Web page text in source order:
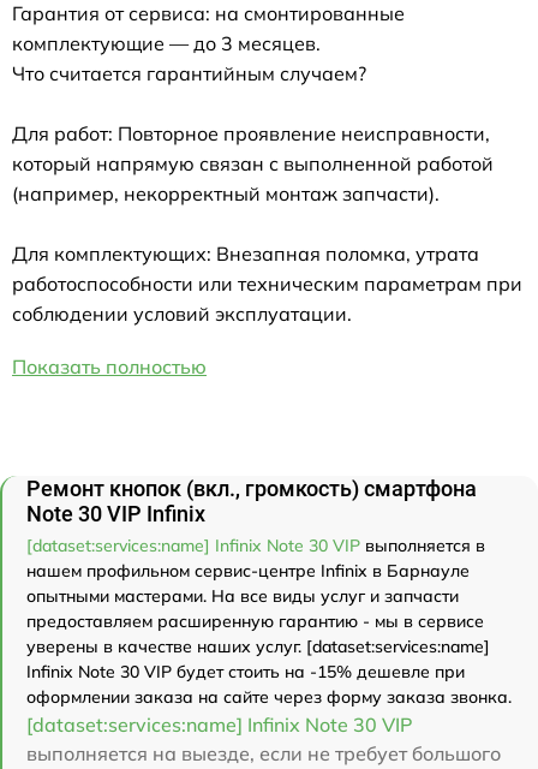
Гарантия от сервиса: на смонтированные
комплектующие — до 3 месяцев.
Что считается гарантийным случаем?
Для работ: Повторное проявление неисправности,
который напрямую связан с выполненной работой
(например, некорректный монтаж запчасти).
Для комплектующих: Внезапная поломка, утрата
работоспособности или техническим параметрам при
соблюдении условий эксплуатации.
Показать полностью
Ремонт кнопок (вкл., громкость) смартфона
Note 30 VIP Infinix
[dataset:services:name] Infinix Note 30 VIP выполняется в
нашем профильном сервис-центре Infinix в Барнауле
опытными мастерами. На все виды услуг и запчасти
предоставляем расширенную гарантию - мы в сервисе
уверены в качестве наших услуг. [dataset:services:name]
Infinix Note 30 VIP будет стоить на -15% дешевле при
оформлении заказа на сайте через форму заказа звонка.
[dataset:services:name] Infinix Note 30 VIP
выполняется на выезде, если не требует большого